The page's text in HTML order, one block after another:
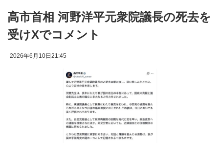
高市首相 河野洋平元衆院議長の死去を
受けXでコメント
2026年6月10日21:45